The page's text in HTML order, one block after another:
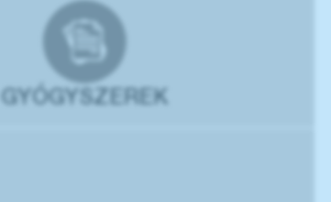
GYÓGYSZEREK